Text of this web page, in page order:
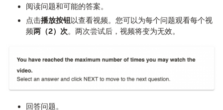
阅读问题和可能的答案。
点击播放按钮以查看视频。您可以为每个问题观看每个视
频两（2）次。两次尝试后，视频将变为无效。
回答问题。